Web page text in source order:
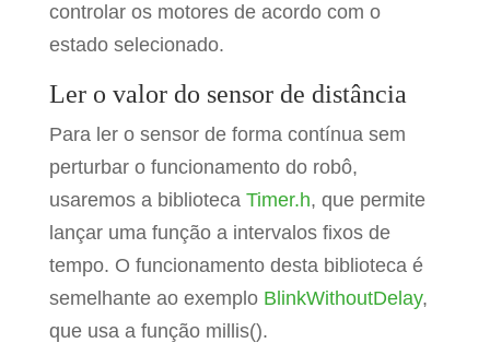
controlar os motores de acordo com o
estado selecionado.
Ler o valor do sensor de distância
Para ler o sensor de forma contínua sem
perturbar o funcionamento do robô,
usaremos a biblioteca Timer.h, que permite
lançar uma função a intervalos fixos de
tempo. O funcionamento desta biblioteca é
semelhante ao exemplo BlinkWithoutDelay,
que usa a função millis().